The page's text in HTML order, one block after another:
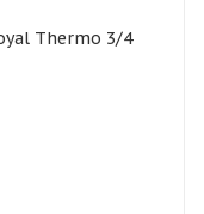
Thermo 3/4